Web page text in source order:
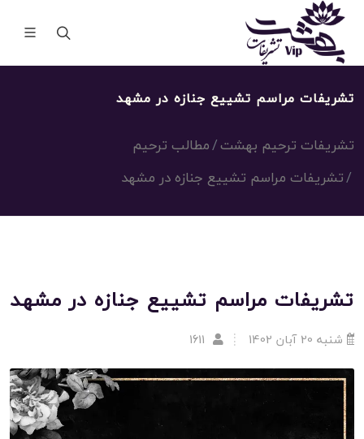
تشریفات مراسم تشییع جنازه در مشهد
تشریفات ترحیم بهشت مطالب ترحیم
تشریفات مراسم تشییع جنازه در مشهد
تشریفات مراسم تشییع جنازه در مشهد
شنبه 20 آبان 1402